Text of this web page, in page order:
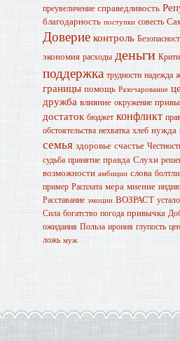
преувеличение справедливость
благодарность поступки совесть
Доверие контроль
экономия расходы деньги
поддержка трудности надежда
границы помощь Разочарование
дружба влияние окружение
достаток бюджет конфликт
обстоятельства нехватка хлеб нужда
семья здоровье счастье
судьба принятие правда Слухи
возможности амбиции слова
пример Расплата мера мнение
Расставание эмоции ВОЗРАСТ
Сила богатство погода привычка
ожидания Польза ирония глупость
ложь муж